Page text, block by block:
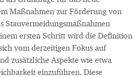
Maßnahmen zur Förderung von
Stauvermeidungsmaßnahmen
ersten Schritt wird die Definition
vom derzeitigen Fokus auf
zusätzliche Aspekte wie etwa
einzuführen. Diese